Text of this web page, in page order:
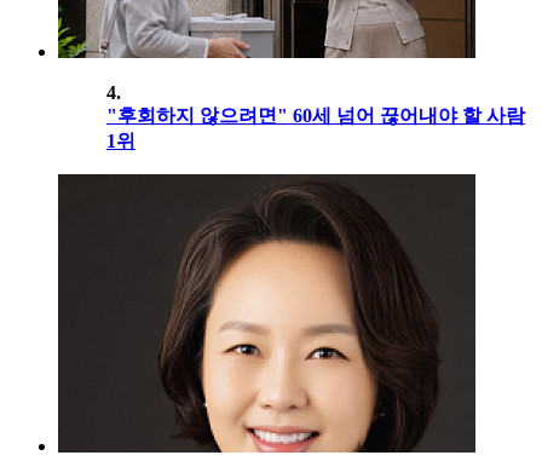
4.
"후회하지 않으려면" 60세 넘어 끊어내야 할 사람
1위